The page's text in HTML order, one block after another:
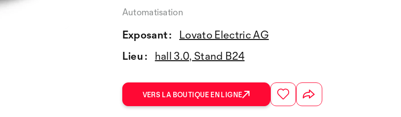
Automatisation
Exposant :
Lovato Electric AG
Lieu :
hall 3.0, Stand B24
VERS LA BOUTIQUE EN LIGNE